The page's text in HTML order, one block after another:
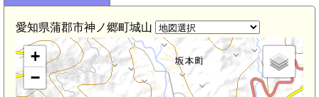
愛知県蒲郡市神ノ郷町城山
+
−